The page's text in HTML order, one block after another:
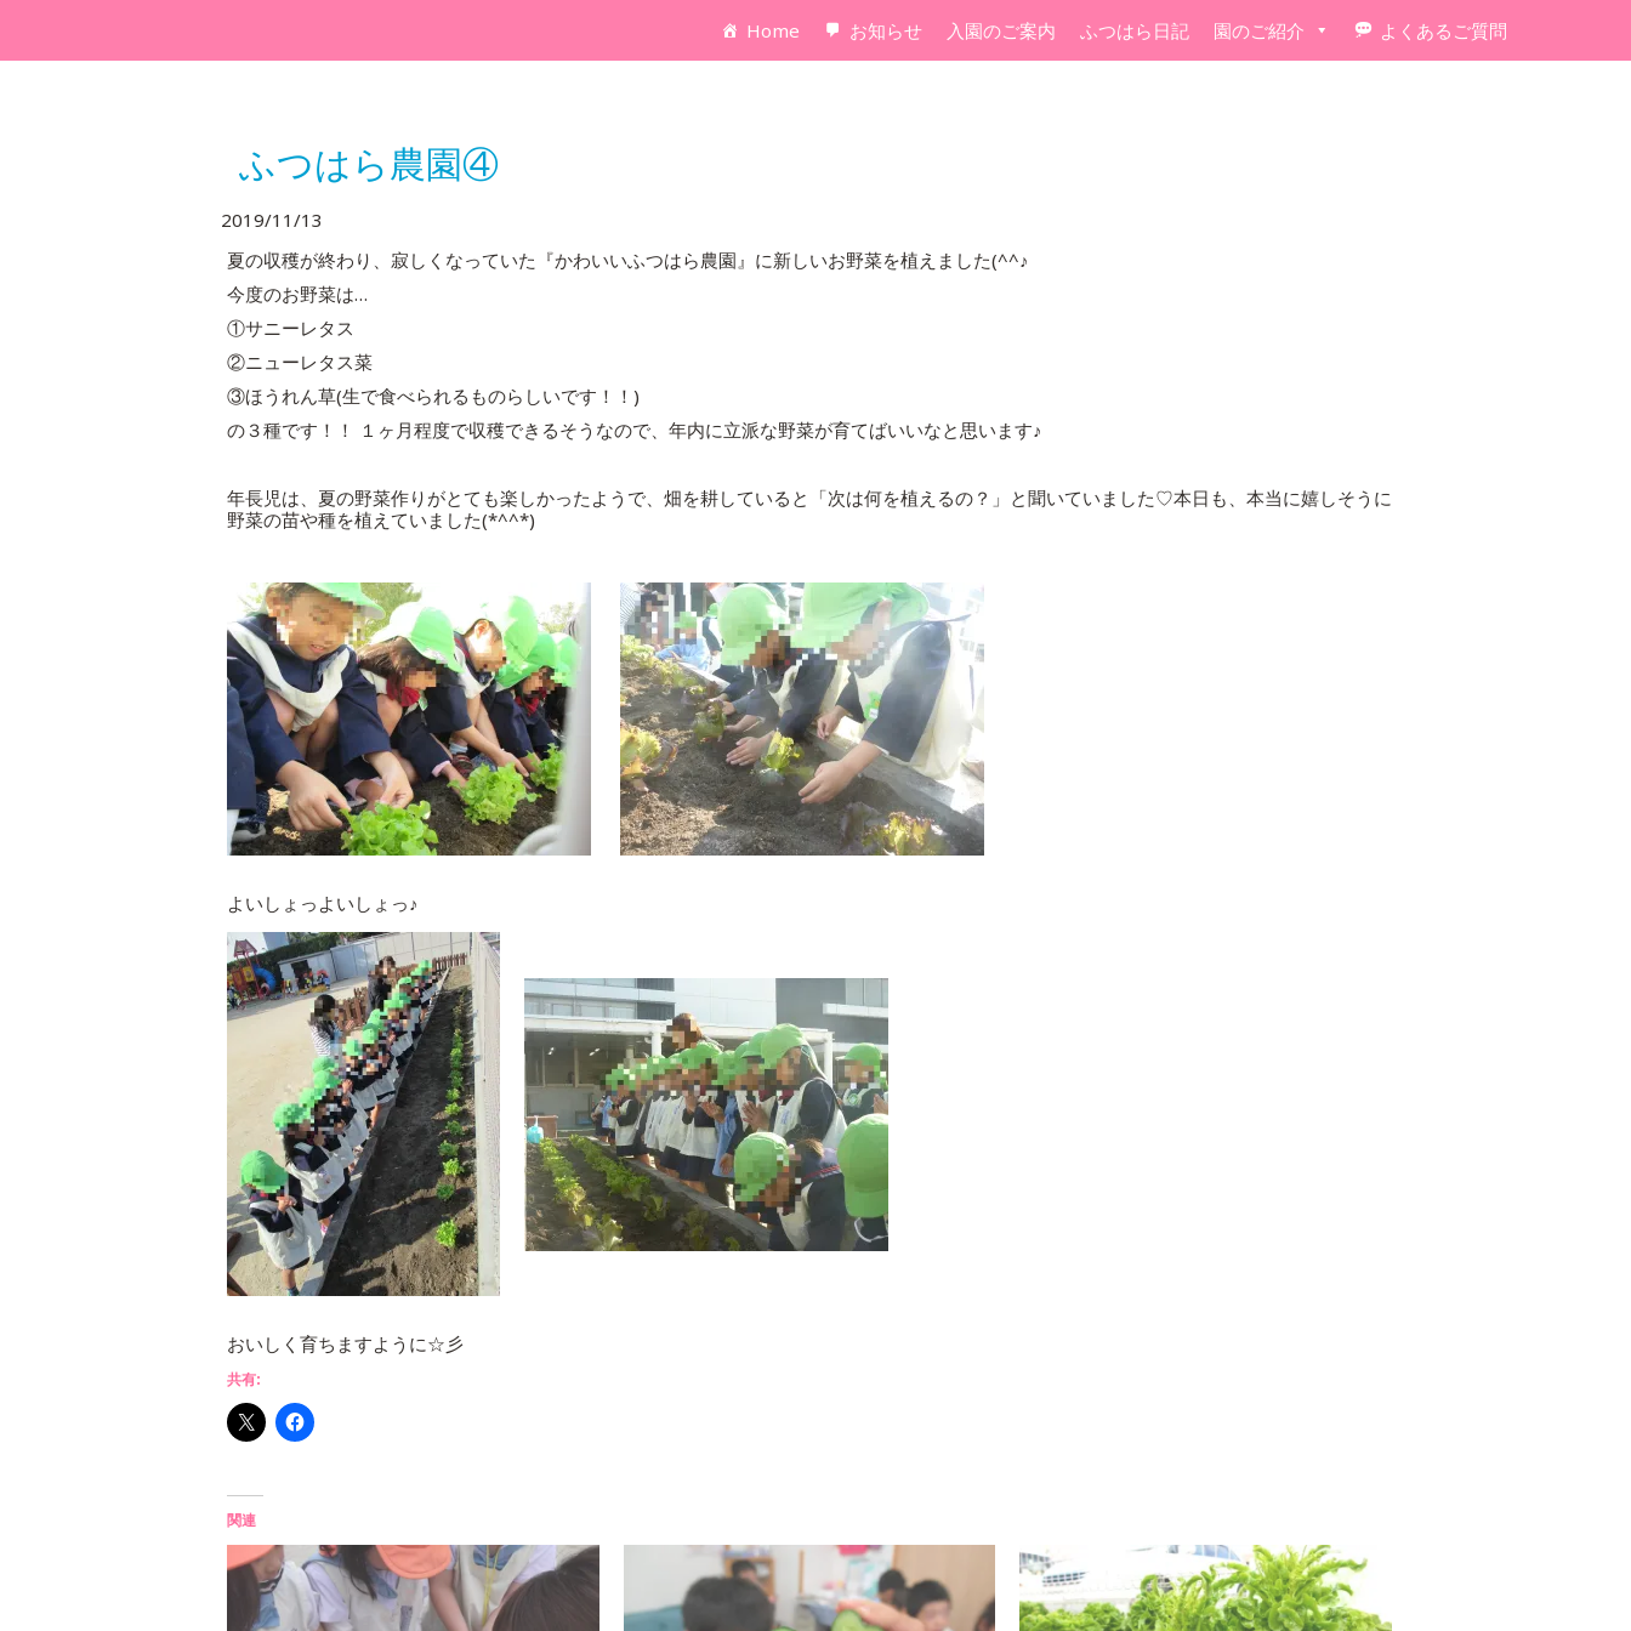
Home お知らせ 入園のご案内 ふつはら日記 園のご紹介 よくあるご質問
ふつはら農園④
2019/11/13
夏の収穫が終わり、寂しくなっていた『かわいいふつはら農園』に新しいお野菜を植えました(^^♪
今度のお野菜は…
①サニーレタス
②ニューレタス菜
③ほうれん草(生で食べられるものらしいです！！)
の３種です！！ １ヶ月程度で収穫できるそうなので、年内に立派な野菜が育てばいいなと思います♪
年長児は、夏の野菜作りがとても楽しかったようで、畑を耕していると「次は何を植えるの？」と聞いていました♡本日も、本当に嬉しそうに
野菜の苗や種を植えていました(*^^*)
よいしょっよいしょっ♪
おいしく育ちますように☆彡
共有:
関連